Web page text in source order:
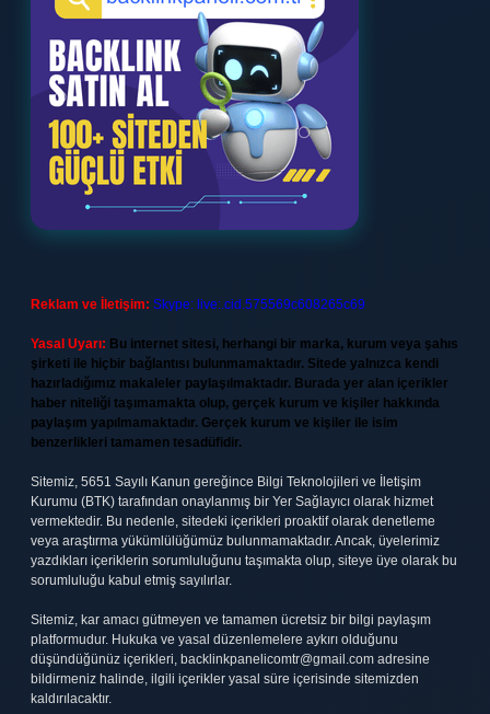
Reklam ve İletişim: Skype: live:.cid.575569c608265c69
Yasal Uyarı: Bu internet sitesi, herhangi bir marka, kurum veya şahıs
şirketi ile hiçbir bağlantısı bulunmamaktadır. Sitede yalnızca kendi
hazırladığımız makaleler paylaşılmaktadır. Burada yer alan içerikler
haber niteliği taşımamakta olup, gerçek kurum ve kişiler hakkında
paylaşım yapılmamaktadır. Gerçek kurum ve kişiler ile isim
benzerlikleri tamamen tesadüfidir.
Sitemiz, 5651 Sayılı Kanun gereğince Bilgi Teknolojileri ve İletişim
Kurumu (BTK) tarafından onaylanmış bir Yer Sağlayıcı olarak hizmet
vermektedir. Bu nedenle, sitedeki içerikleri proaktif olarak denetleme
veya araştırma yükümlülüğümüz bulunmamaktadır. Ancak, üyelerimiz
yazdıkları içeriklerin sorumluluğunu taşımakta olup, siteye üye olarak bu
sorumluluğu kabul etmiş sayılırlar.
Sitemiz, kar amacı gütmeyen ve tamamen ücretsiz bir bilgi paylaşım
platformudur. Hukuka ve yasal düzenlemelere aykırı olduğunu
düşündüğünüz içerikleri, backlinkpanelicomtr@gmail.com adresine
bildirmeniz halinde, ilgili içerikler yasal süre içerisinde sitemizden
kaldırılacaktır.